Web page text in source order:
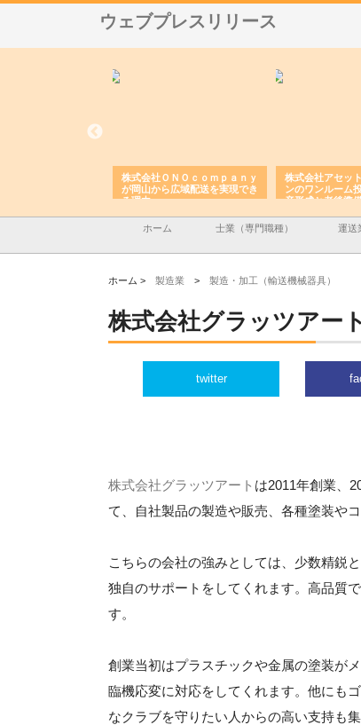
ウェブプレスリリース
株式会社ＯＮＯｃｏｍｐａｎｙ
が岡山から広域配送を実現でき
る理由
株式会社アセッ
ンのワンルーム
産形成と老後準
ホーム 士業（専門職種） 運送
ホーム > 製造業 > 製造・加工（輸送機械器具）
株式会社グラッツアート
twitter
株式会社グラッツアート は2011年創業、
て、自社製品の製造や販売、各種塗装や
こちらの会社の強みとしては、少数精鋭
独自のサポートをしてくれます。高品質
す。
創業当初はプラスチックや金属の塗装が
臨機応変に対応をしてくれます。他にも
なクラブを守りたい人からの高い支持も